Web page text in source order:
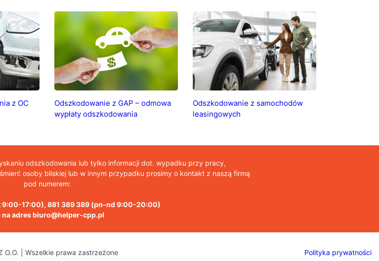
z OC
Odszkodowanie z GAP – odmowa
wypłaty odszkodowania
Odszkodowanie z samochodów
leasingowych
odszkodowania lub tylko informacji dot. wypadku przy pracy,
osoby bliskiej lub w innym przypadku prosimy o kontakt z naszą firmą
pod numerem:
17:00), 881 389 389(pn-nd 9:00-20:00)
na adresbiuro@helper-cpp.pl
O.O. | Wszelkie prawa zastrzeżone Polityka prywatności